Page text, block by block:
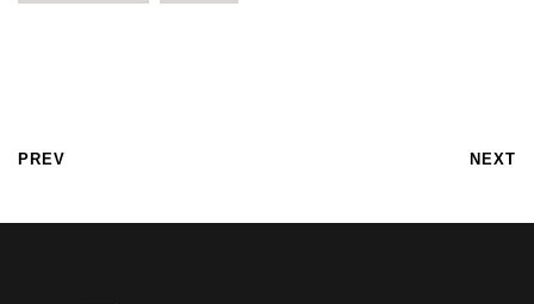
PREV NEXT